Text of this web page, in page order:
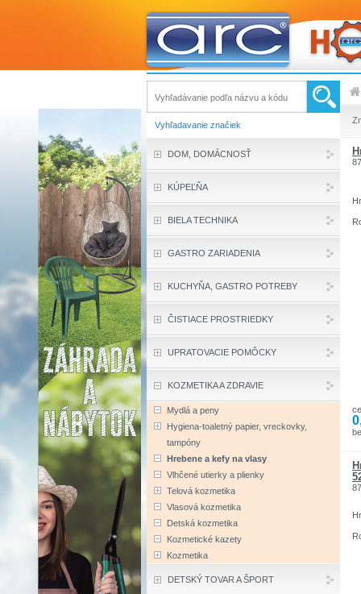
Vyhľadavanie značiek
DOM, DOMÁCNOSŤ
KÚPEĽŇA
BIELA TECHNIKA
GASTRO ZARIADENIA
KUCHYŇA, GASTRO POTREBY
ČISTIACE PROSTRIEDKY
UPRATOVACIE POMÔCKY
KOZMETIKA A ZDRAVIE
Mydlá a peny
Hygiena-toaletný papier, vreckovky,
tampóny
Hrebene a kefy na vlasy
Vlhčené utierky a plienky
Telová kozmetika
Vlasová kozmetika
Detská kozmetika
Kozmetické kazety
Kozmetika
DETSKÝ TOVAR A ŠPORT